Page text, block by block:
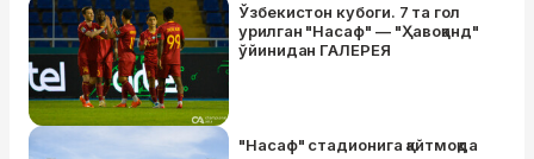
Ўзбекистон кубоги. 7 та гол
урилган "Насаф" — "Ҳавоқанд"
ўйинидан ГАЛЕРЕЯ
"Насаф" стадионига қайтмоқда